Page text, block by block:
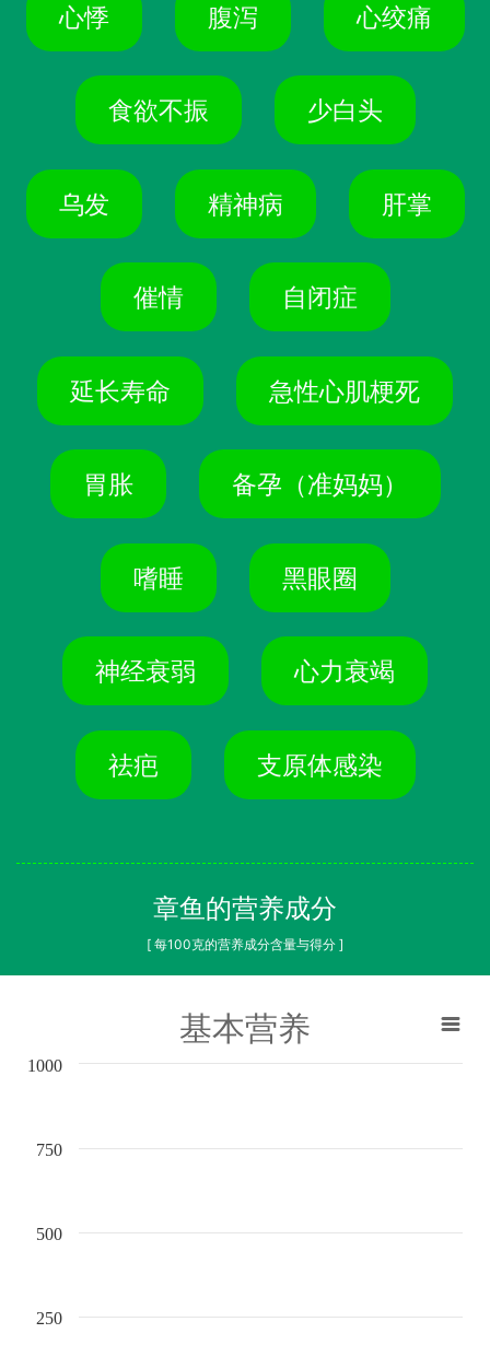
心悸 腹泻 心绞痛
食欲不振 少白头
乌发 精神病 肝掌
催情 自闭症
延长寿命 急性心肌梗死
胃胀 备孕（准妈妈）
嗜睡 黑眼圈
神经衰弱 心力衰竭
祛疤 支原体感染
章鱼的营养成分
[ 每100克的营养成分含量与得分 ]
基本营养
250
500
750
1000